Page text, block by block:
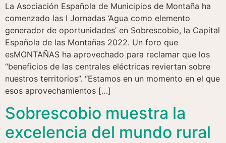
La Asociación Española de Municipios de Montaña ha
comenzado las I Jornadas ‘Agua como elemento
generador de oportunidades’ en Sobrescobio, la Capital
Española de las Montañas 2022. Un foro que
esMONTAÑAS ha aprovechado para reclamar que los
“beneficios de las centrales eléctricas reviertan sobre
nuestros territorios”. “Estamos en un momento en el que
esos aprovechamientos […]
Sobrescobio muestra la
excelencia del mundo rural